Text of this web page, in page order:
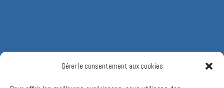
Gérer le consentement aux cookies